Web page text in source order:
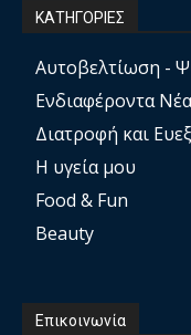
ΚΑΤΗΓΟΡΙΕΣ
Αυτοβελτίωση -
Ενδιαφέροντα Νέα
Διατροφή και
Η υγεία μου
Food & Fun
Beauty
Επικοινωνία